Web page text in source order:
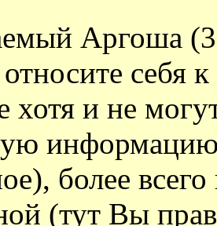
Аргоша
себя
хотя и не
более
(тут Вы